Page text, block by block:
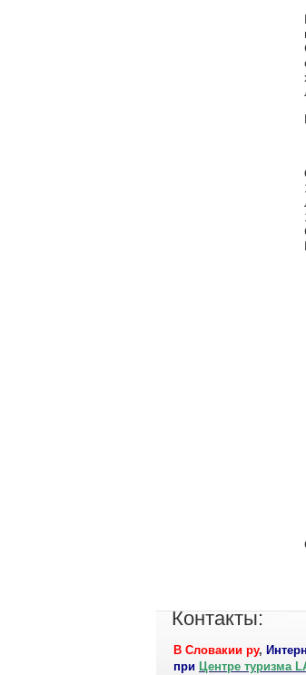
Контакты:
В Словакии ру,
при Центре туризма